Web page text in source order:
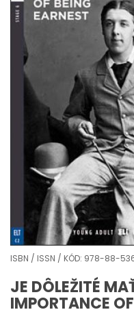
ISBN / ISSN / KÓD: 978-88-
JE DÔLEŽITÉ
IMPORTANCE